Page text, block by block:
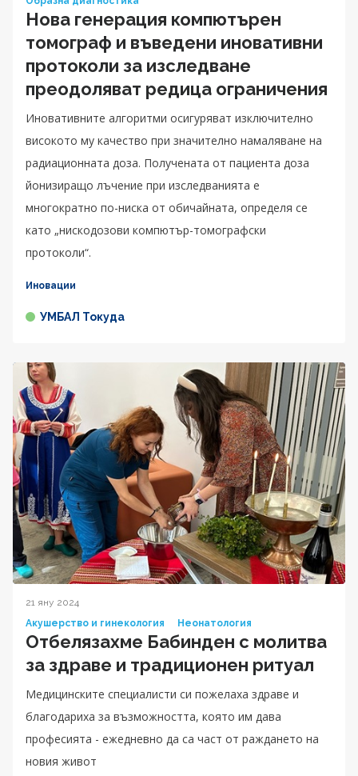
Нова генерация компютърен
томограф и въведени иновативни
протоколи за изследване
преодоляват редица ограничения
Иновативните алгоритми осигуряват изключително
високото му качество при значително намаляване на
радиационната доза. Получената от пациента доза
йонизиращо лъчение при изследванията е
многократно по-ниска от обичайната, определя се
като „нискодозови компютър-томографски
протоколи“.
Иновации
УМБАЛ Токуда
21 яну 2024
Акушерство и гинекология
Неонатология
Отбелязахме Бабинден с молитва
за здраве и традиционен ритуал
Медицинските специалисти си пожелаха здраве и
благодариха за възможността, която им дава
професията - ежедневно да са част от раждането на
новия живот